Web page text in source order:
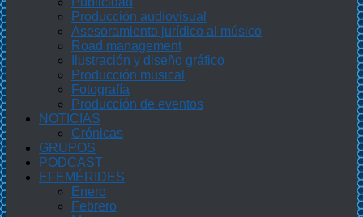
Producción audiovisual
Asesoramiento jurídico al músico
Road management
Ilustración y diseño gráfico
Producción musical
Fotografía
Producción de eventos
NOTICIAS
Crónicas
GRUPOS
PODCAST
EFEMÉRIDES
Enero
Febrero